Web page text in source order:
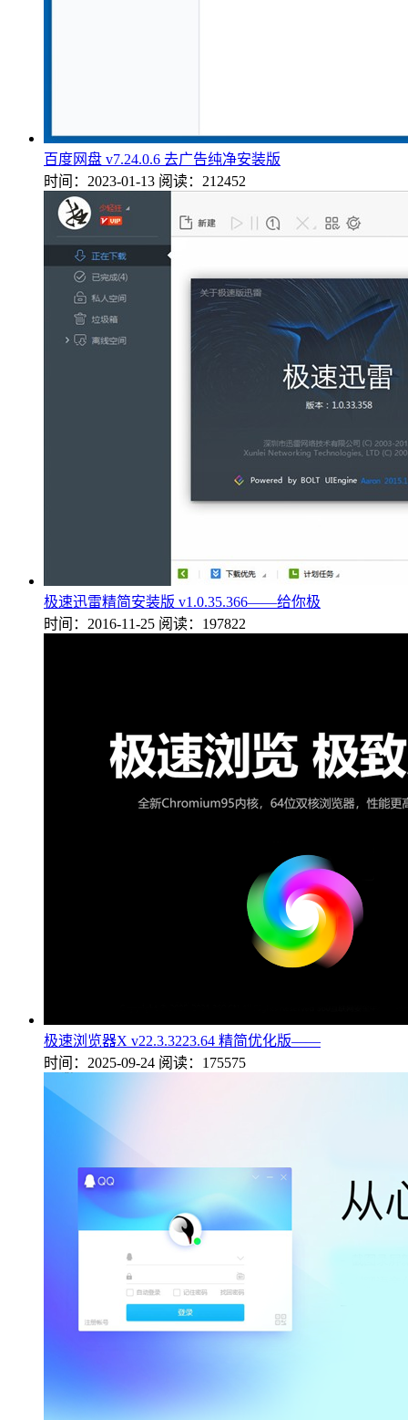
百度网盘 v7.24.0.6 去广告纯净安装版
时间：2023-01-13 阅读：212452
极速迅雷精简安装版 v1.0.35.366——给你极
时间：2016-11-25 阅读：197822
极速浏览器X v22.3.3223.64 精简优化版——
时间：2025-09-24 阅读：175575